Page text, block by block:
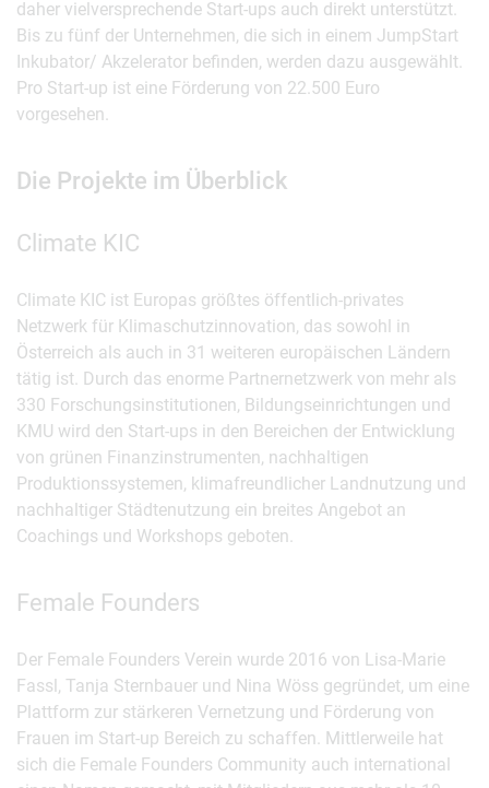
daher vielversprechende Start-ups auch direkt unterstützt.
Bis zu fünf der Unternehmen, die sich in einem JumpStart
Inkubator/ Akzelerator befinden, werden dazu ausgewählt.
Pro Start-up ist eine Förderung von 22.500 Euro
vorgesehen.
Die Projekte im Überblick
Climate KIC
Climate KIC ist Europas größtes öffentlich-privates
Netzwerk für Klimaschutzinnovation, das sowohl in
Österreich als auch in 31 weiteren europäischen Ländern
tätig ist. Durch das enorme Partnernetzwerk von mehr als
330 Forschungsinstitutionen, Bildungseinrichtungen und
KMU wird den Start-ups in den Bereichen der Entwicklung
von grünen Finanzinstrumenten, nachhaltigen
Produktionssystemen, klimafreundlicher Landnutzung und
nachhaltiger Städtenutzung ein breites Angebot an
Coachings und Workshops geboten.
Female Founders
Der Female Founders Verein wurde 2016 von Lisa-Marie
Fassl, Tanja Sternbauer und Nina Wöss gegründet, um eine
Plattform zur stärkeren Vernetzung und Förderung von
Frauen im Start-up Bereich zu schaffen. Mittlerweile hat
sich die Female Founders Community auch international